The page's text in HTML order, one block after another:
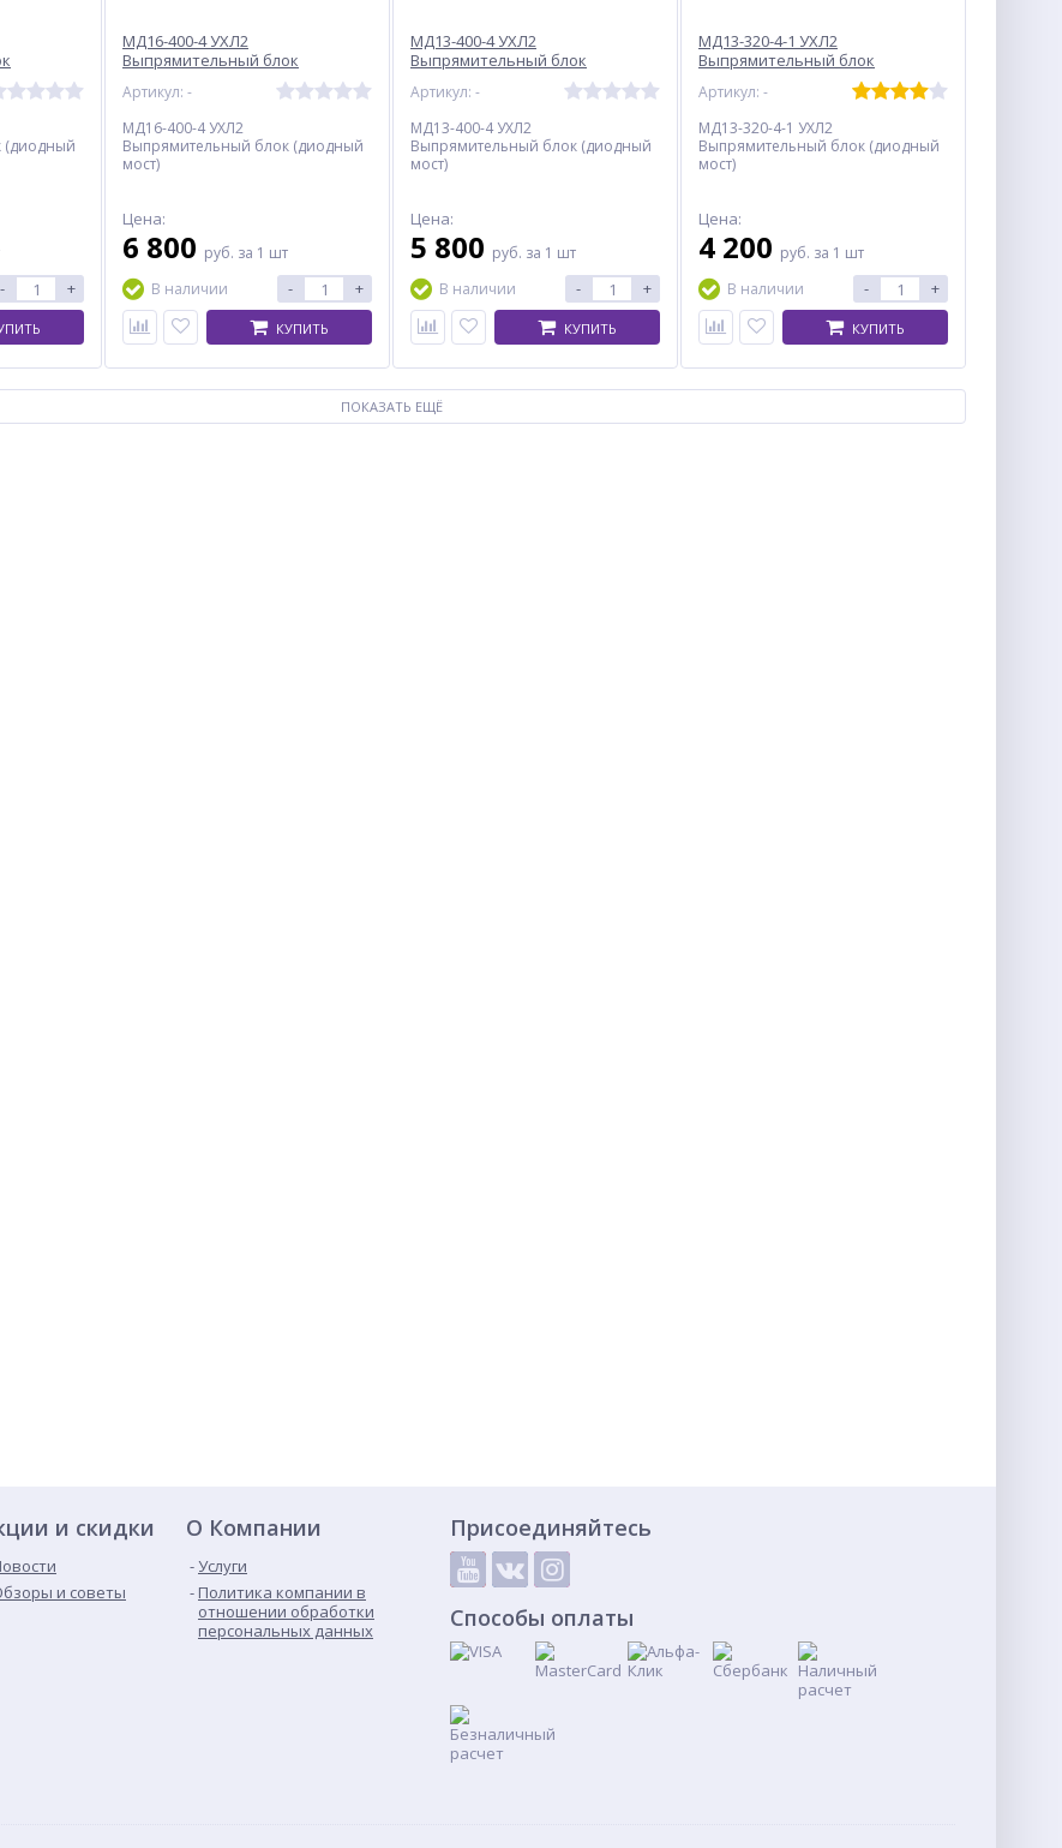
(диодный
- +
МД16-400-4 УХЛ2
Выпрямительный блок
Артикул: -
МД16-400-4 УХЛ2
Выпрямительный блок (диодный
мост)
Цена:
6 800 руб. за 1 шт
В наличии
- +
КУПИТЬ
МД13-400-4 УХЛ2
Выпрямительный блок
Артикул: -
МД13-400-4 УХЛ2
Выпрямительный блок (диодный
мост)
Цена:
5 800 руб. за 1 шт
В наличии
- +
КУПИТЬ
МД13-320-4-1 УХЛ2
Выпрямительный блок
Артикул: -
МД13-320-4-1 УХЛ2
Выпрямительный блок (диодный
мост)
Цена:
4 200 руб. за 1 шт
В наличии
- +
КУПИТЬ
ПОКАЗАТЬ ЕЩЁ
и скидки
и советы
О Компании
Услуги
Политика компании в
отношении обработки
персональных данных
Присоединяйтесь
Способы оплаты